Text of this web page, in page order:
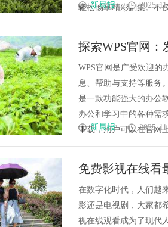
轻松畅享精彩剧集。不
新晨报 2025-
探索WPS官网
WPS官网是广受欢迎的
息、帮助与支持等服务
是一款功能强大的办公
办公和学习中的各种需
下载，用户可以在官网
新晨报 2025-
免费影视在线看
在数字化时代，人们越
影还是电视剧，大家都
视在线观看成为了现代